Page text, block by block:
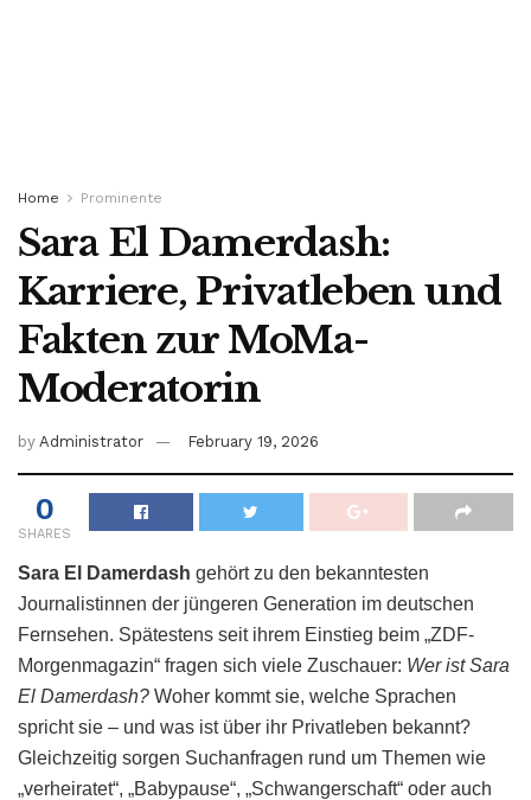
Home Prominente
Sara El Damerdash:
Karriere, Privatleben und
Fakten zur MoMa-
Moderatorin
by Administrator February 19, 2026
0
SHARES
Sara El Damerdash gehört zu den bekanntesten
Journalistinnen der jüngeren Generation im deutschen
Fernsehen. Spätestens seit ihrem Einstieg beim „ZDF-
Morgenmagazin“ fragen sich viele Zuschauer: Wer ist Sara
El Damerdash? Woher kommt sie, welche Sprachen
spricht sie – und was ist über ihr Privatleben bekannt?
Gleichzeitig sorgen Suchanfragen rund um Themen wie
„verheiratet“, „Babypause“, „Schwangerschaft“ oder auch